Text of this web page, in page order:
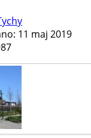
11 maj 2019